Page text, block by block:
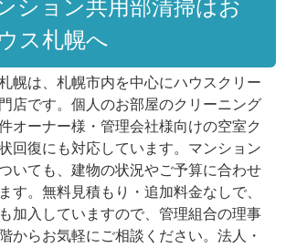
ション共用部清掃はお
ス札幌へ
幌は、札幌市内を中心にハウスクリー
店です。個人のお部屋のクリーニング
オーナー様・管理会社様向けの空室ク
回復にも対応しています。マンション
いても、建物の状況やご予算に合わせ
す。無料見積もり・追加料金なしで、
加入していますので、管理組合の理事
からお気軽にご相談ください。法人・